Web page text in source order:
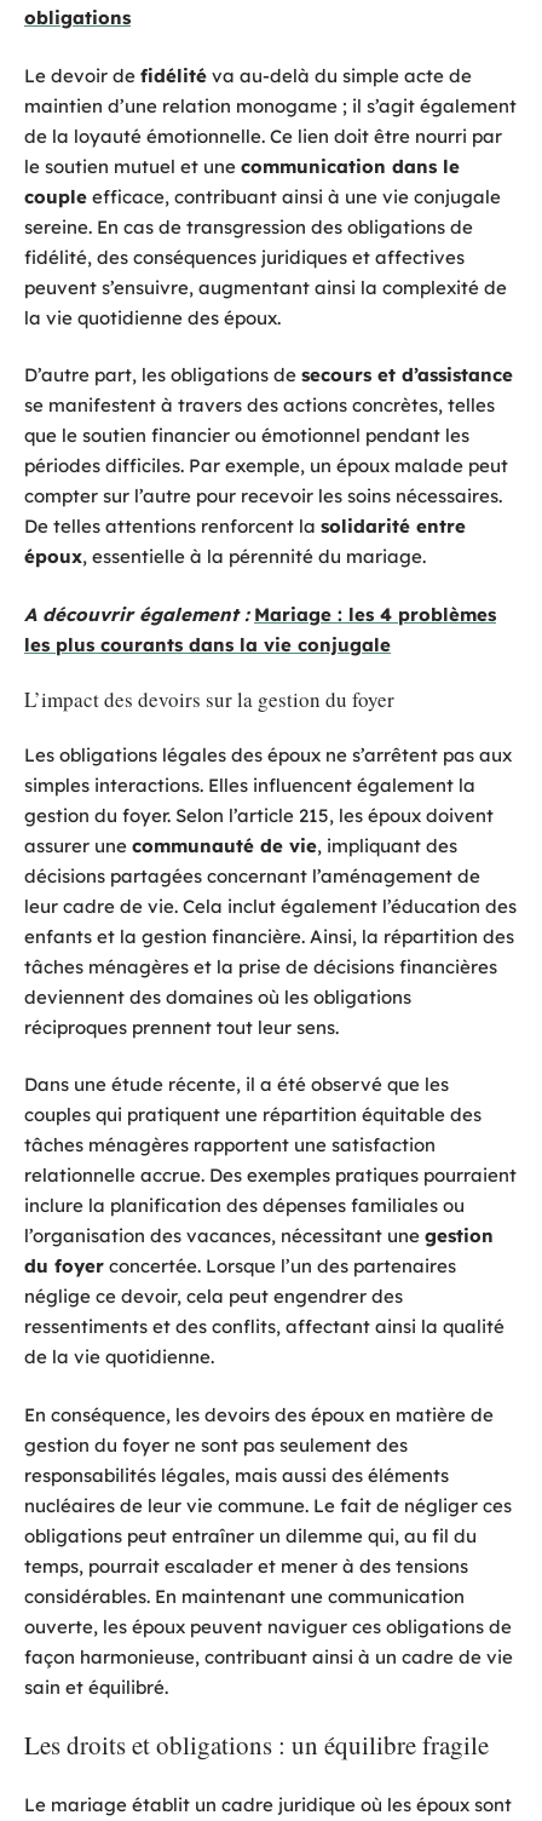
obligations
Le devoir de fidélité va au-delà du simple acte de
maintien d’une relation monogame ; il s’agit également
de la loyauté émotionnelle. Ce lien doit être nourri par
le soutien mutuel et une communication dans le
couple efficace, contribuant ainsi à une vie conjugale
sereine. En cas de transgression des obligations de
fidélité, des conséquences juridiques et affectives
peuvent s’ensuivre, augmentant ainsi la complexité de
la vie quotidienne des époux.
D’autre part, les obligations de secours et d’assistance
se manifestent à travers des actions concrètes, telles
que le soutien financier ou émotionnel pendant les
périodes difficiles. Par exemple, un époux malade peut
compter sur l’autre pour recevoir les soins nécessaires.
De telles attentions renforcent la solidarité entre
époux, essentielle à la pérennité du mariage.
A découvrir également : Mariage : les 4 problèmes
les plus courants dans la vie conjugale
L’impact des devoirs sur la gestion du foyer
Les obligations légales des époux ne s’arrêtent pas aux
simples interactions. Elles influencent également la
gestion du foyer. Selon l’article 215, les époux doivent
assurer une communauté de vie, impliquant des
décisions partagées concernant l’aménagement de
leur cadre de vie. Cela inclut également l’éducation des
enfants et la gestion financière. Ainsi, la répartition des
tâches ménagères et la prise de décisions financières
deviennent des domaines où les obligations
réciproques prennent tout leur sens.
Dans une étude récente, il a été observé que les
couples qui pratiquent une répartition équitable des
tâches ménagères rapportent une satisfaction
relationnelle accrue. Des exemples pratiques pourraient
inclure la planification des dépenses familiales ou
l’organisation des vacances, nécessitant une gestion
du foyer concertée. Lorsque l’un des partenaires
néglige ce devoir, cela peut engendrer des
ressentiments et des conflits, affectant ainsi la qualité
de la vie quotidienne.
En conséquence, les devoirs des époux en matière de
gestion du foyer ne sont pas seulement des
responsabilités légales, mais aussi des éléments
nucléaires de leur vie commune. Le fait de négliger ces
obligations peut entraîner un dilemme qui, au fil du
temps, pourrait escalader et mener à des tensions
considérables. En maintenant une communication
ouverte, les époux peuvent naviguer ces obligations de
façon harmonieuse, contribuant ainsi à un cadre de vie
sain et équilibré.
Les droits et obligations : un équilibre fragile
Le mariage établit un cadre juridique où les époux sont